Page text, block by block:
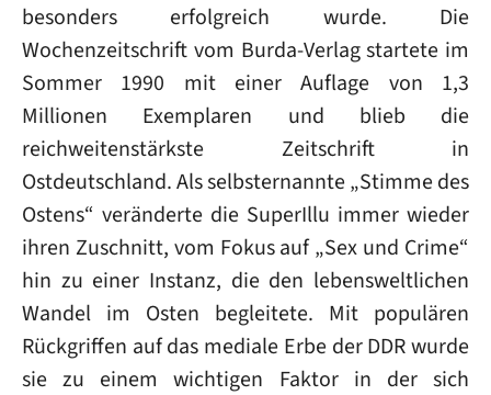
besonders erfolgreich wurde. Die
Wochenzeitschrift vom Burda-Verlag startete im
Sommer 1990 mit einer Auflage von 1,3
Millionen Exemplaren und blieb die
reichweitenstärkste Zeitschrift in
Ostdeutschland. Als selbsternannte „Stimme des
Ostens“ veränderte die SuperIllu immer wieder
ihren Zuschnitt, vom Fokus auf „Sex und Crime“
hin zu einer Instanz, die den lebensweltlichen
Wandel im Osten begleitete. Mit populären
Rückgriffen auf das mediale Erbe der DDR wurde
sie zu einem wichtigen Faktor in der sich